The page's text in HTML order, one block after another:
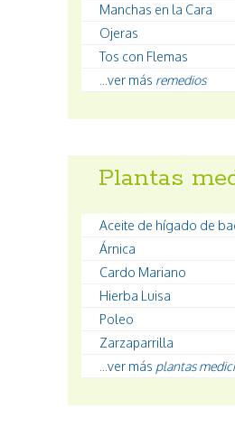
Manchas en la Cara
Ojeras
Tos con Flemas
...ver más remedios
Plantas
Aceite de hígado de
Árnica
Cardo Mariano
Hierba Luisa
Poleo
Zarzaparrilla
...ver más plantas